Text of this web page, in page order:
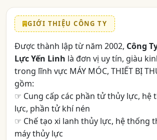
GIỚI THIỆU CÔNG TY
Được thành lập từ năm 2002, Công
Lực Yến Linh là đơn vị uy tín, giàu
trong lĩnh vực MÁY MÓC, THIẾT BỊ
gồm:
☞ Cung cấp các phần tử thủy lực, hệ
lực, phần tử khí nén
☞ Chế tạo xi lanh thủy lực, hệ thống
máy thủy lực